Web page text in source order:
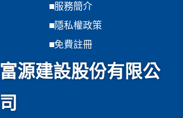
服務簡介
隱私權政策
免費註冊
富源建設股份有限公
司